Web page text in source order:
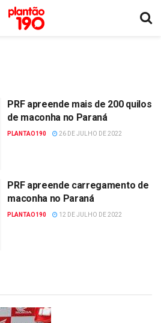
PRF apreende mais de 200 quilos
de maconha no Paraná
PLANTAO190 26 DE JULHO DE 2022
PRF apreende carregamento de
maconha no Paraná
PLANTAO190 12 DE JULHO DE 2022